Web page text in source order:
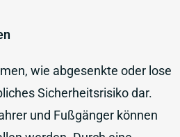
wie abgesenkte oder lose
Sicherheitsrisiko dar.
und Fußgänger können